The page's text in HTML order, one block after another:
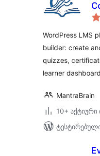
WordPress LMS
builder: create
quizzes,
learner
MantraBrain
10+ აქტიური